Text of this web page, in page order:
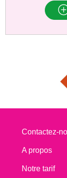
Contactez-
A propos
Notre tarif